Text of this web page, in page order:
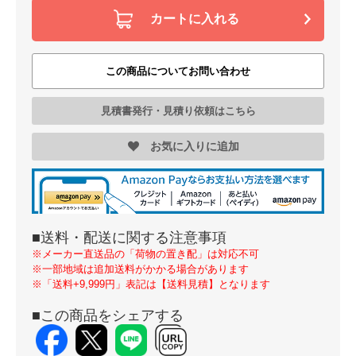
カートに入れる
この商品についてお問い合わせ
見積書発行・見積り依頼はこちら
お気に入りに追加
■送料・配送に関する注意事項
※メーカー直送品の「荷物の置き配」は対応不可
※一部地域は追加送料がかかる場合があります
※「送料+9,999円」表記は【送料見積】となります
■この商品をシェアする